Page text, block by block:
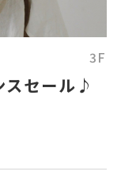
3F
スセール♪